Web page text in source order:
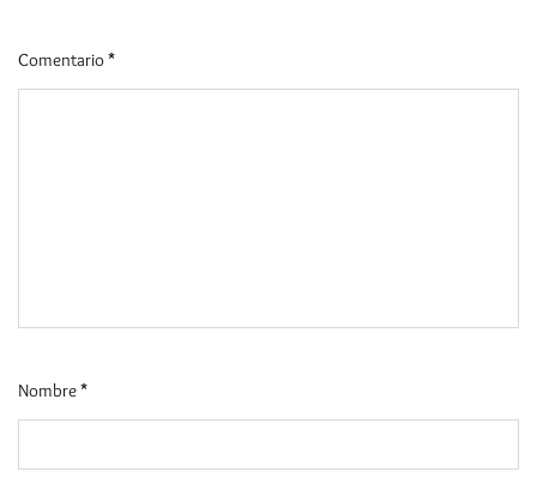
Comentario*
Nombre*